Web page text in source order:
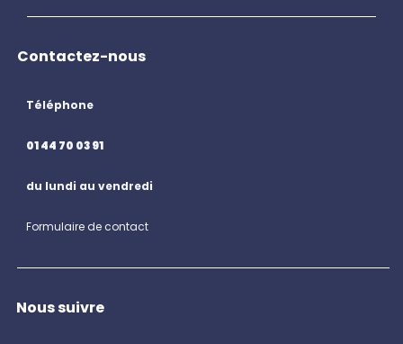
Contactez-nous
Téléphone
01 44 70 03 91
du lundi au vendredi
Formulaire de contact
Nous suivre